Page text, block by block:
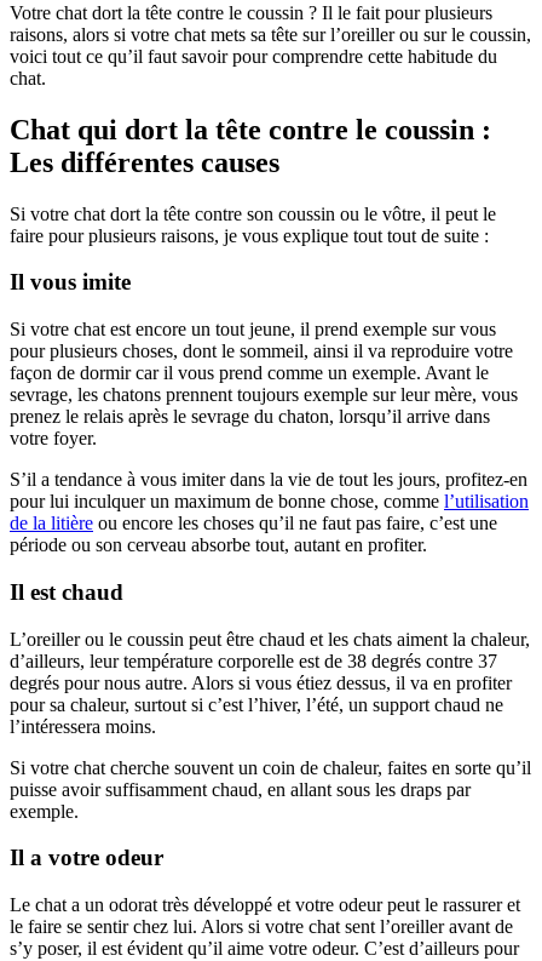
Votre chat dort la tête contre le coussin ? Il le fait pour plusieurs
raisons, alors si votre chat mets sa tête sur l’oreiller ou sur le coussin,
voici tout ce qu’il faut savoir pour comprendre cette habitude du
chat.
Chat qui dort la tête contre le coussin :
Les différentes causes
Si votre chat dort la tête contre son coussin ou le vôtre, il peut le
faire pour plusieurs raisons, je vous explique tout tout de suite :
Il vous imite
Si votre chat est encore un tout jeune, il prend exemple sur vous
pour plusieurs choses, dont le sommeil, ainsi il va reproduire votre
façon de dormir car il vous prend comme un exemple. Avant le
sevrage, les chatons prennent toujours exemple sur leur mère, vous
prenez le relais après le sevrage du chaton, lorsqu’il arrive dans
votre foyer.
S’il a tendance à vous imiter dans la vie de tout les jours, profitez-en
pour lui inculquer un maximum de bonne chose, comme l’utilisation
de la litière ou encore les choses qu’il ne faut pas faire, c’est une
période ou son cerveau absorbe tout, autant en profiter.
Il est chaud
L’oreiller ou le coussin peut être chaud et les chats aiment la chaleur,
d’ailleurs, leur température corporelle est de 38 degrés contre 37
degrés pour nous autre. Alors si vous étiez dessus, il va en profiter
pour sa chaleur, surtout si c’est l’hiver, l’été, un support chaud ne
l’intéressera moins.
Si votre chat cherche souvent un coin de chaleur, faites en sorte qu’il
puisse avoir suffisamment chaud, en allant sous les draps par
exemple.
Il a votre odeur
Le chat a un odorat très développé et votre odeur peut le rassurer et
le faire se sentir chez lui. Alors si votre chat sent l’oreiller avant de
s’y poser, il est évident qu’il aime votre odeur. C’est d’ailleurs pour